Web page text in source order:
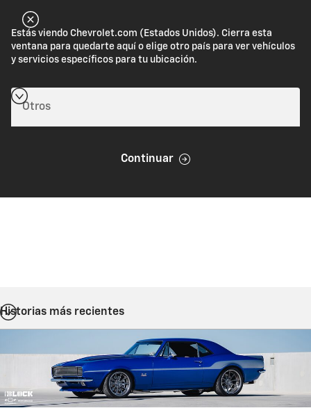
Estás viendo Chevrolet.com (Estados Unidos). Cierra esta
ventana para quedarte aquí o elige otro país para ver vehículos
y servicios específicos para tu ubicación.
Continuar
Historias más recientes